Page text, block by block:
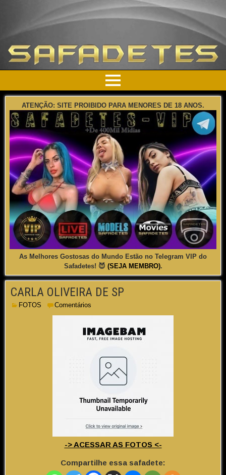
ATENÇÃO: SITE PROIBIDO PARA MENORES DE 18 ANOS.
As Melhores Gostosas do Mundo Estão no Telegram VIP do
Safadetes! 😈 (SEJA MEMBRO).
CARLA OLIVEIRA DE SP
FOTOS Comentários
-> ACESSAR AS FOTOS <-
Compartilhe essa safadete: